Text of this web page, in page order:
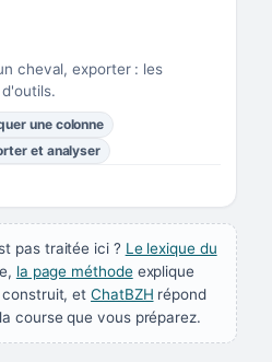
cheval, exporter : les
une colonne
et analyser
pas traitée ici ? Le lexique du
la page méthodeexplique
construit, etChatBZH répond
course que vous préparez.